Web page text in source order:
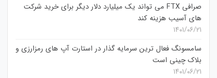
صرافی FTX می تواند یک میلیارد دلار دیگر برای خرید شرکت
های آسیب هزینه کند
۱۴۰۱/۰۶/۲۱
سامسونگ فعال‌ ترین سرمایه‌ گذار در استارت‌ آپ‌ های رمزارزی و
بلاک چینی است
۱۴۰۱/۰۶/۲۱